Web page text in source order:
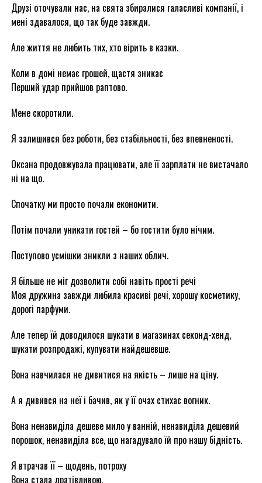
Друзі оточували нас, на свята збиралися галасливі компанії, і
мені здавалося, що так буде завжди.
Але життя не любить тих, хто вірить в казки.
Коли в домі немає грошей, щастя зникає
Перший удар прийшов раптово.
Мене скоротили.
Я залишився без роботи, без стабільності, без впевненості.
Оксана продовжувала працювати, але її зарплати не вистачало
ні на що.
Спочатку ми просто почали економити.
Потім почали уникати гостей – бо гостити було нічим.
Поступово усмішки зникли з наших облич.
Я більше не міг дозволити собі навіть прості речі
Моя дружина завжди любила красиві речі, хорошу косметику,
дорогі парфуми.
Але тепер їй доводилося шукати в магазинах секонд-хенд,
шукати розпродажі, купувати найдешевше.
Вона навчилася не дивитися на якість – лише на ціну.
А я дивився на неї і бачив, як у її очах стихає вогник.
Вона ненавиділа дешеве мило у ванній, ненавиділа дешевий
порошок, ненавиділа все, що нагадувало їй про нашу бідність.
Я втрачав її – щодень, потроху
Вона стала дратівливою.